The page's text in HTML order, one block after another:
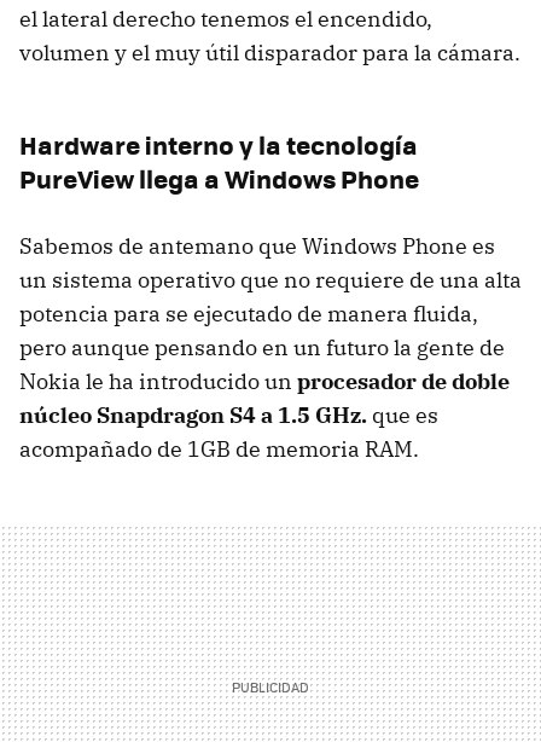
el lateral derecho tenemos el encendido,
volumen y el muy útil disparador para la cámara.
Hardware interno y la tecnología
PureView llega a Windows Phone
Sabemos de antemano que Windows Phone es
un sistema operativo que no requiere de una alta
potencia para se ejecutado de manera fluida,
pero aunque pensando en un futuro la gente de
Nokia le ha introducido un procesador de doble
núcleo Snapdragon S4 a 1.5 GHz. que es
acompañado de 1GB de memoria RAM.